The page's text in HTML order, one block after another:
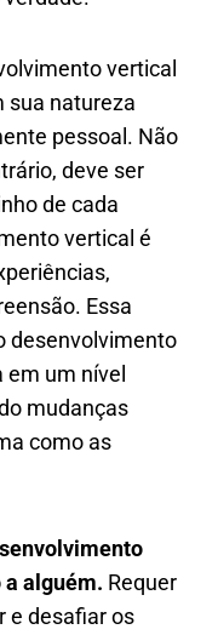
vertical
sua natureza
pessoal. Não
deve ser
de cada
vertical é
Essa
desenvolvimento
um nível
mudanças
como as
alguém. Requer
e desafiar os